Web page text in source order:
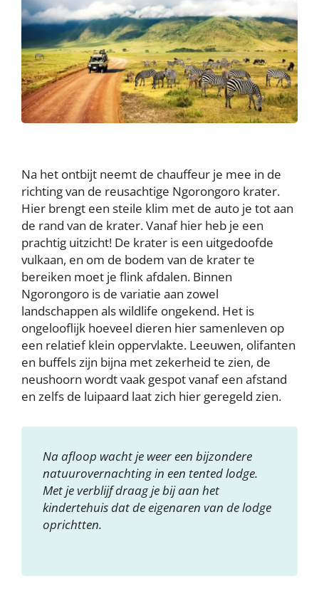
Na het ontbijt neemt de chauffeur je mee in de
richting van de reusachtige Ngorongoro krater.
Hier brengt een steile klim met de auto je tot aan
de rand van de krater. Vanaf hier heb je een
prachtig uitzicht! De krater is een uitgedoofde
vulkaan, en om de bodem van de krater te
bereiken moet je flink afdalen. Binnen
Ngorongoro is de variatie aan zowel
landschappen als wildlife ongekend. Het is
ongelooflijk hoeveel dieren hier samenleven op
een relatief klein oppervlakte. Leeuwen, olifanten
en buffels zijn bijna met zekerheid te zien, de
neushoorn wordt vaak gespot vanaf een afstand
en zelfs de luipaard laat zich hier geregeld zien.
Na afloop wacht je weer een bijzondere
natuurovernachting in een tented lodge.
Met je verblijf draag je bij aan het
kindertehuis dat de eigenaren van de lodge
oprichtten.